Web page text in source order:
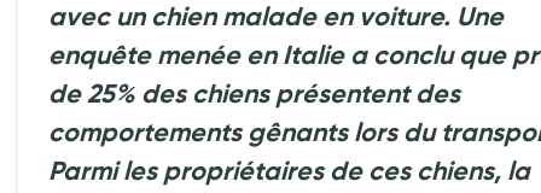
avec un chien malade en voiture. Une
enquête menée en Italie a conclu que
de 25% des chiens présentent des
comportements gênants lors du
Parmi les propriétaires de ces chiens, la